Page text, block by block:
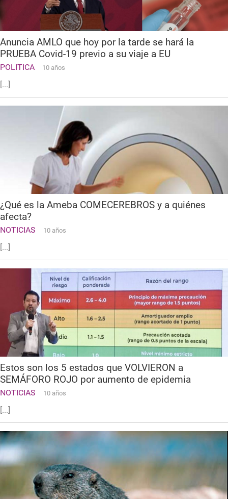
Anuncia AMLO que hoy por la tarde se hará la
PRUEBA Covid-19 previo a su viaje a EU
POLITICA 10 años
[...]
¿Qué es la Ameba COMECEREBROS y a quiénes
afecta?
NOTICIAS 10 años
[...]
Estos son los 5 estados que VOLVIERON a
SEMÁFORO ROJO por aumento de epidemia
NOTICIAS 10 años
[...]